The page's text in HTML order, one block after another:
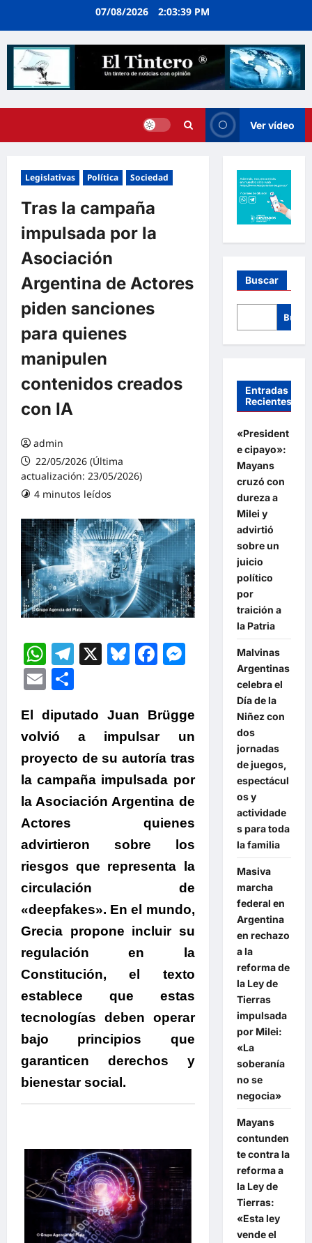
07/08/2026 2:03:41 PM
Ver vídeo
Legislativas Política Sociedad
Tras la campaña
impulsada por la
Asociación
Argentina de Actores
piden sanciones
para quienes
manipulen
contenidos creados
con IA
admin
22/05/2026 (Última
actualización: 23/05/2026)
4 minutos leídos
WhatsApp
Telegram
X Bluesky
Facebook
Messenger
Email
El diputado Juan Brügge
volvió a impulsar un
proyecto de su autoría tras
la campaña impulsada por
la Asociación Argentina de
Actores quienes
advirtieron sobre los
riesgos que representa la
circulación de
«deepfakes». En el mundo,
Grecia propone incluir su
regulación en la
Constitución, el texto
establece que estas
tecnologías deben operar
bajo principios que
garanticen derechos y
bienestar social.
Buscar
Entradas
Recientes
«President
e cipayo»:
Mayans
cruzó con
dureza a
Milei y
advirtió
sobre un
juicio
político
por
traición a
la Patria
Malvinas
Argentinas
celebra el
Día de la
Niñez con
dos
jornadas
de juegos,
espectácul
os y
actividade
s para toda
la familia
Masiva
marcha
federal en
Argentina
en rechazo
a la
reforma de
la Ley de
Tierras
impulsada
por Milei:
«La
soberanía
no se
negocia»
Mayans
contunden
te contra la
reforma a
la Ley de
Tierras:
«Esta ley
vende el